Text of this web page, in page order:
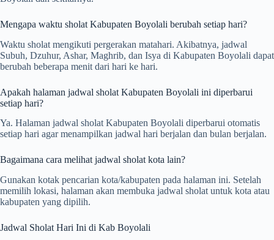
Mengapa waktu sholat Kabupaten Boyolali berubah setiap hari?
Waktu sholat mengikuti pergerakan matahari. Akibatnya, jadwal
Subuh, Dzuhur, Ashar, Maghrib, dan Isya di Kabupaten Boyolali dapat
berubah beberapa menit dari hari ke hari.
Apakah halaman jadwal sholat Kabupaten Boyolali ini diperbarui
setiap hari?
Ya. Halaman jadwal sholat Kabupaten Boyolali diperbarui otomatis
setiap hari agar menampilkan jadwal hari berjalan dan bulan berjalan.
Bagaimana cara melihat jadwal sholat kota lain?
Gunakan kotak pencarian kota/kabupaten pada halaman ini. Setelah
memilih lokasi, halaman akan membuka jadwal sholat untuk kota atau
kabupaten yang dipilih.
Jadwal Sholat Hari Ini di Kab Boyolali